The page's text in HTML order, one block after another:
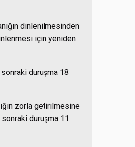
dinlenilmesinden
için yeniden
duruşma 18
zorla getirilmesine
duruşma 11